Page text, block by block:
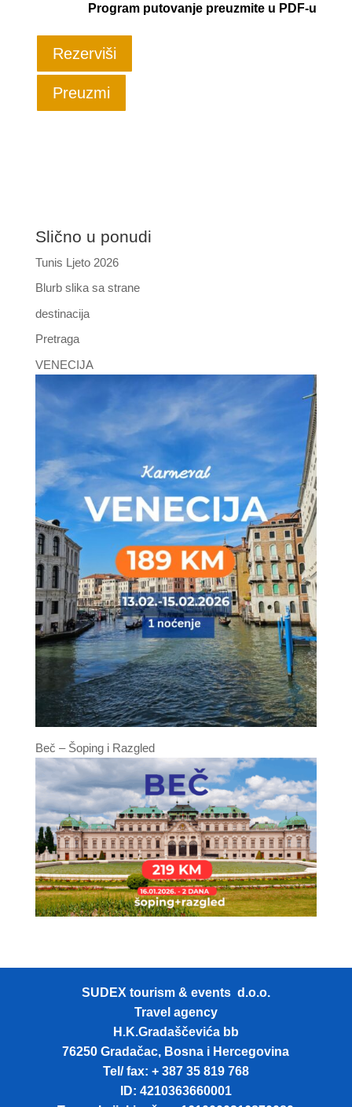
Program putovanje preuzmite u PDF-u
Rezerviši
Preuzmi
Slično u ponudi
Tunis Ljeto 2026
Blurb slika sa strane
destinacija
Pretraga
VENECIJA
Beč – Šoping i Razgled
SUDEX tourism & events d.o.o.
Travel agency
H.K.Gradaščevića bb
76250 Gradačac, Bosna i Hercegovina
Tel/ fax: + 387 35 819 768
ID: 4210363660001